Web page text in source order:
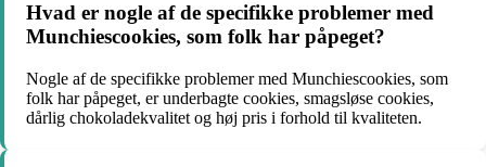
Hvad er nogle af de specifikke problemer med
Munchiescookies, som folk har påpeget?
Nogle af de specifikke problemer med Munchiescookies, som
folk har påpeget, er underbagte cookies, smagsløse cookies,
dårlig chokoladekvalitet og høj pris i forhold til kvaliteten.